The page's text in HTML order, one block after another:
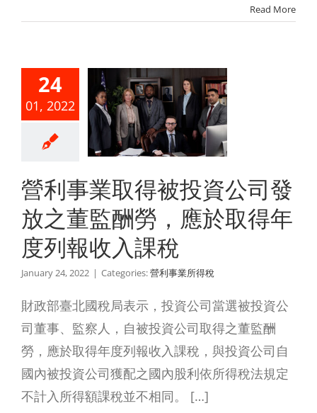
Read More
24
01, 2022
投資公
放之董
勞，應
年度
收入課
稅
事業所得稅
營利事業取得被投資公司發
放之董監酬勞，應於取得年
度列報收入課稅
January 24, 2022 | Categories:營利事業所得稅
財政部臺北國稅局表示，投資公司當選被投資公
司董事、監察人，自被投資公司取得之董監酬
勞，應於取得年度列報收入課稅，與投資公司自
國內被投資公司獲配之國內股利依所得稅法規定
不計入所得額課稅並不相同。 […]